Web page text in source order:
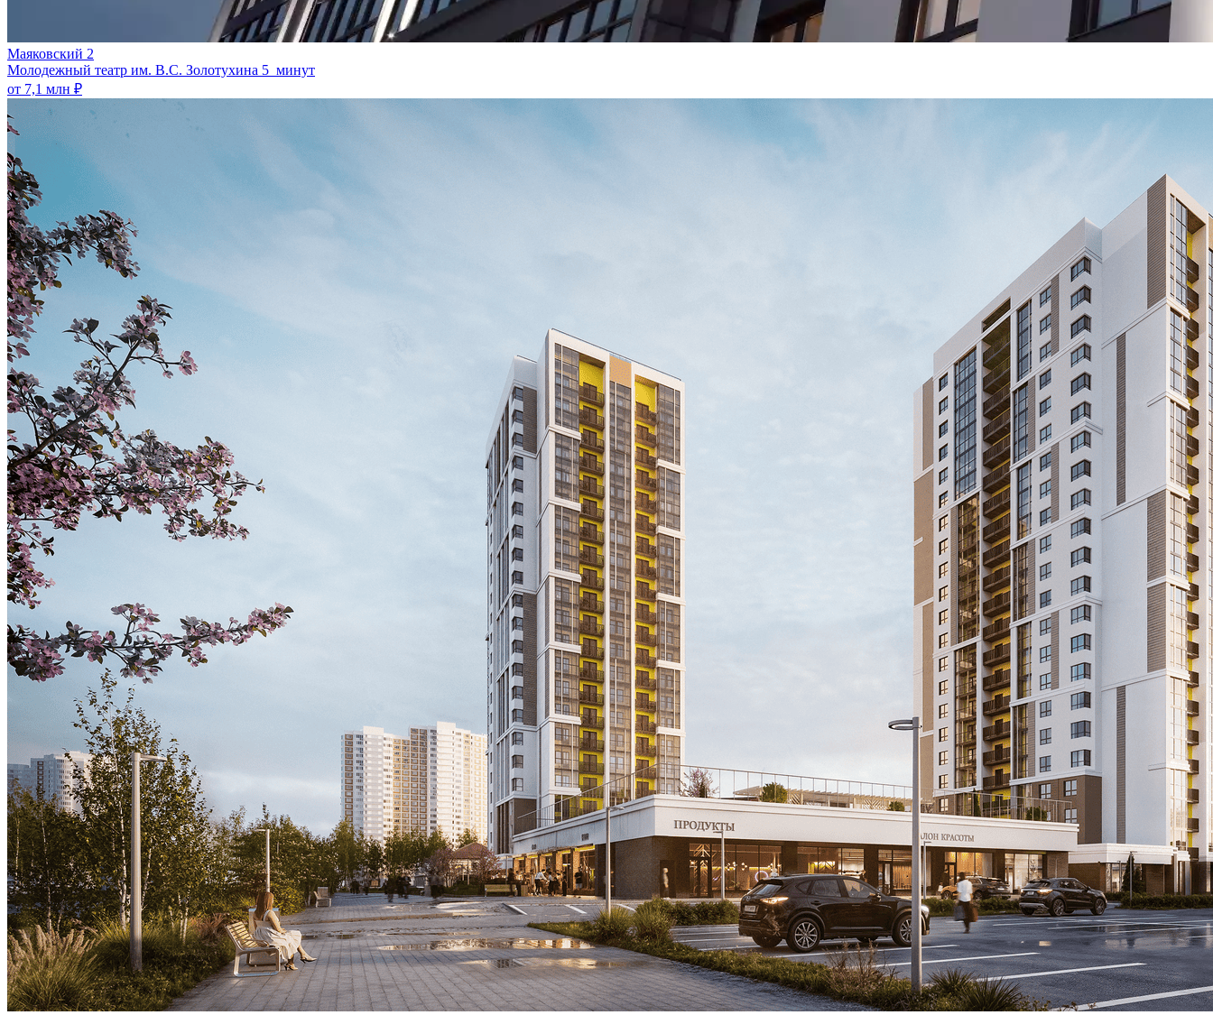
Маяковский 2
Молодежный театр им. В.С. Золотухина 5 минут
от 7,1 млн ₽